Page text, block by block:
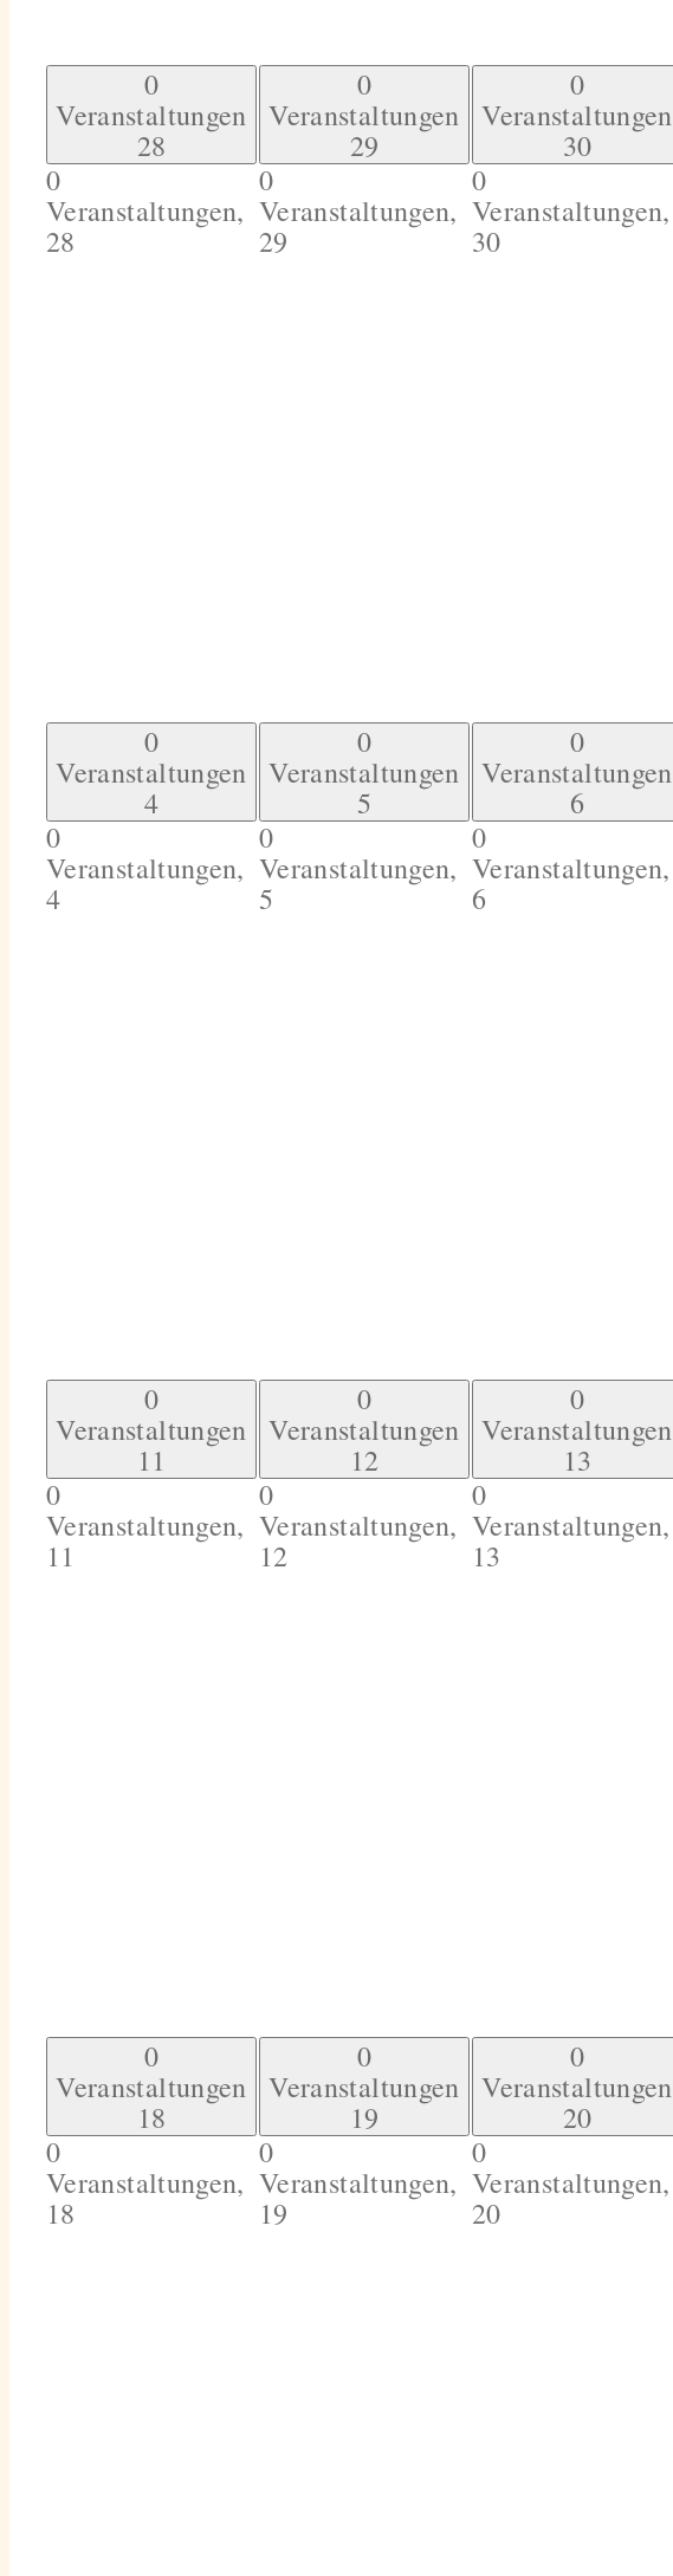
0
Veranstaltungen
28
0
Veranstaltungen,
28
0
Veranstaltungen
29
0
Veranstaltungen,
29
0
Veranstaltungen
30
0
Veranstaltungen,
30
0
Veranstaltungen
4
0
Veranstaltungen,
4
0
Veranstaltungen
5
0
Veranstaltungen,
5
0
Veranstaltungen
6
0
Veranstaltungen,
6
0
Veranstaltungen
11
0
Veranstaltungen,
11
0
Veranstaltungen
12
0
Veranstaltungen,
12
0
Veranstaltungen
13
0
Veranstaltungen,
13
0
Veranstaltungen
18
0
Veranstaltungen,
18
0
Veranstaltungen
19
0
Veranstaltungen,
19
0
Veranstaltungen
20
0
Veranstaltungen,
20